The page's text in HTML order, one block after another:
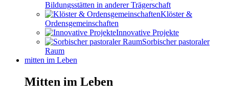
Bildungsstätten in anderer Trägerschaft
Klöster &
Ordensgemeinschaften
Innovative Projekte
Sorbischer pastoraler
Raum
mitten im Leben
Mitten im Leben